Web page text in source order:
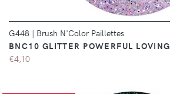
G448 | Brush N'Color Paillettes
BNC10 GLITTER POWERFUL LOVING
€4,10